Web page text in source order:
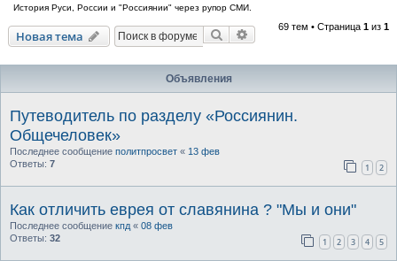
История Руси, России и "Россиянии" через рупор СМИ.
Новая тема Поиск Расширенный поиск
69 тем • Страница 1 из 1
Объявления
Путеводитель по разделу «Россиянин.
Общечеловек»
Последнее сообщение политпросвет « 13 фев
Ответы: 7 1 2
Как отличить еврея от славянина ? "Мы и они"
Последнее сообщение кпд « 08 фев
Ответы: 32 1 2 3 4 5